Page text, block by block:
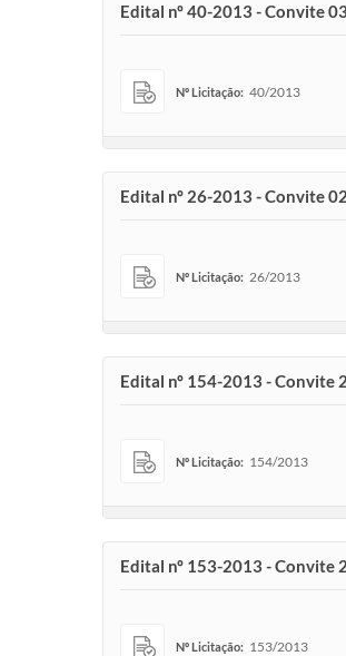
Edital nº 40-2013 - Convite
Nº Licitação: 40/2013
Edital nº 26-2013 - Convite
Nº Licitação: 26/2013
Edital nº 154-2013 - Convite
Nº Licitação: 154/2013
Edital nº 153-2013 - Convite
Nº Licitação: 153/2013